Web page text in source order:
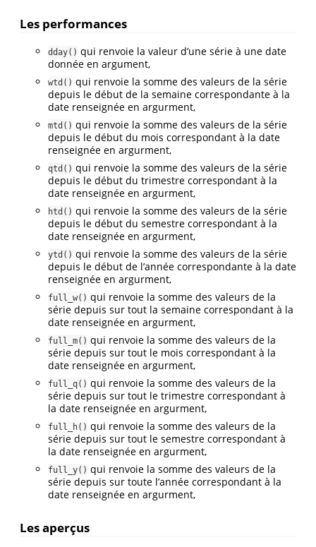
Les performances
dday() qui renvoie la valeur d’une série à une date
donnée en argument,
wtd() qui renvoie la somme des valeurs de la série
depuis le début de la semaine correspondante à la
date renseignée en argurment,
mtd() qui renvoie la somme des valeurs de la série
depuis le début du mois correspondant à la date
renseignée en argurment,
qtd() qui renvoie la somme des valeurs de la série
depuis le début du trimestre correspondant à la
date renseignée en argurment,
htd() qui renvoie la somme des valeurs de la série
depuis le début du semestre correspondant à la
date renseignée en argurment,
ytd() qui renvoie la somme des valeurs de la série
depuis le début de l’année correspondante à la date
renseignée en argurment,
full_w() qui renvoie la somme des valeurs de la
série depuis sur tout la semaine correspondant à la
date renseignée en argurment,
full_m() qui renvoie la somme des valeurs de la
série depuis sur tout le mois correspondant à la
date renseignée en argurment,
full_q() qui renvoie la somme des valeurs de la
série depuis sur tout le trimestre correspondant à
la date renseignée en argurment,
full_h() qui renvoie la somme des valeurs de la
série depuis sur tout le semestre correspondant à
la date renseignée en argurment,
full_y() qui renvoie la somme des valeurs de la
série depuis sur toute l’année correspondant à la
date renseignée en argurment,
Les aperçus